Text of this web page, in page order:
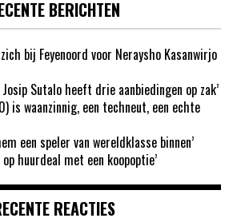
BERICHTEN
bij Feyenoord voor Neraysho Kasanwirjo
Josip Sutalo heeft drie aanbiedingen op zak’
is waanzinnig, een techneut, een echte
een speler van wereldklasse binnen’
op huurdeal met een koopoptie’
REACTIES